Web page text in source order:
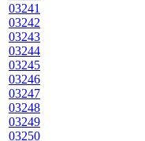
03241
03242
03243
03244
03245
03246
03247
03248
03249
03250